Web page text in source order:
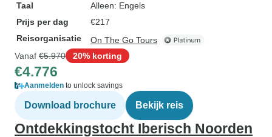
Taal
Alleen: Engels
Prijs per dag
€217
Reisorganisatie
On The Go Tours
Vanaf €5.970 20% korting
€4.776
Aanmelden to unlock savings
Download brochure Bekijk reis
Ontdekkingstocht Iberisch Noorden